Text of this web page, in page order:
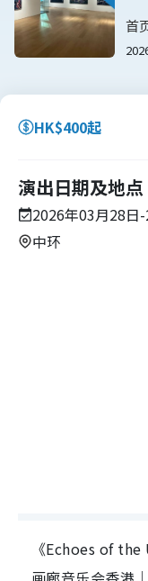
首
HK$400起
演出日期及地点
2026年03月28日
中环
《Echoes of the